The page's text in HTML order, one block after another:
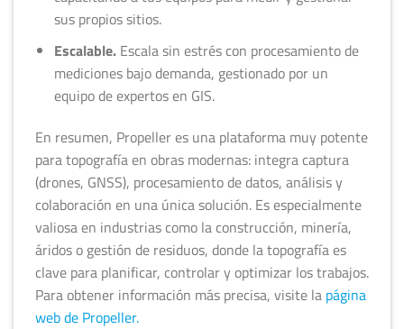
sus propios sitios.
Escalable.Escala sin estrés con procesamiento de
mediciones bajo demanda, gestionado por un
equipo de expertos en GIS.
En resumen, Propeller es una plataforma muy potente
para topografía en obras modernas: integra captura
(drones, GNSS), procesamiento de datos, análisis y
colaboración en una única solución. Es especialmente
valiosa en industrias como la construcción, minería,
áridos o gestión de residuos, donde la topografía es
clave para planificar, controlar y optimizar los trabajos.
Para obtener información más precisa, visite la página
web de Propeller.